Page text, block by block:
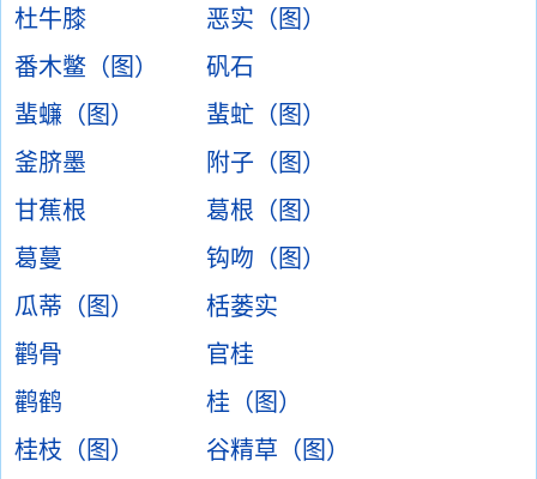
杜牛膝
恶实（图）
番木鳖（图）
矾石
蜚蠊（图）
蜚虻（图）
釜脐墨
附子（图）
甘蕉根
葛根（图）
葛蔓
钩吻（图）
瓜蒂（图）
栝蒌实
鹳骨
官桂
鹳鹤
桂（图）
桂枝（图）
谷精草（图）